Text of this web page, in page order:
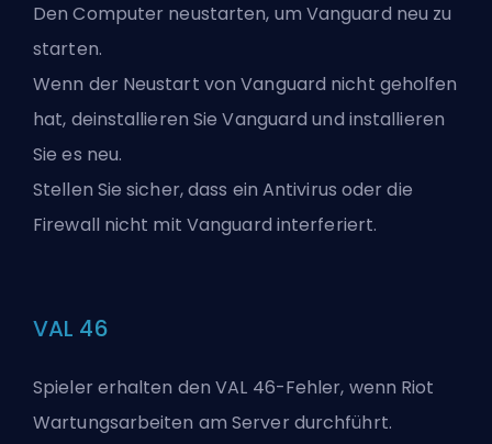
Den Computer neustarten, um Vanguard neu zu
starten.
Wenn der Neustart von Vanguard nicht geholfen
hat, deinstallieren Sie Vanguard und installieren
Sie es neu.
Stellen Sie sicher, dass ein Antivirus oder die
Firewall nicht mit Vanguard interferiert.
VAL 46
Spieler erhalten den VAL 46-Fehler, wenn Riot
Wartungsarbeiten am Server durchführt.